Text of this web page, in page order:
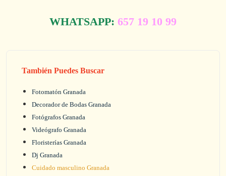
WHATSAPP: 657 19 10 99
También Puedes Buscar
Fotomatón Granada
Decorador de Bodas Granada
Fotógrafos Granada
Videógrafo Granada
Floristerías Granada
Dj Granada
Cuidado masculino Granada